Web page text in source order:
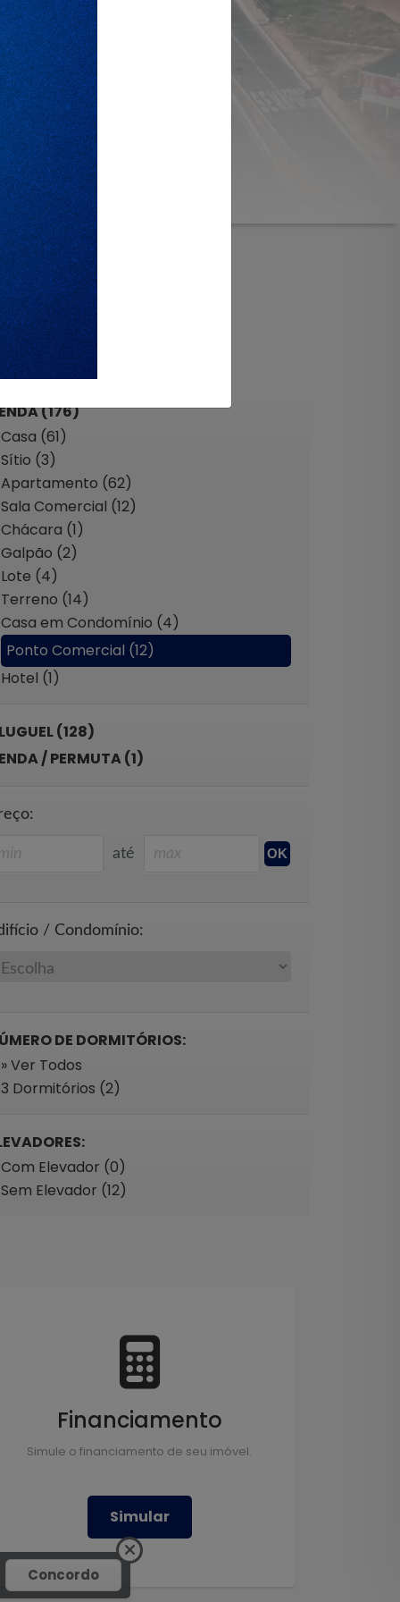
BUSCA
Limpar Busca
(176)
Casa (61)
Sítio (3)
Apartamento (62)
Sala Comercial (12)
Chácara (1)
Galpão (2)
Lote (4)
Terreno (14)
Casa em Condomínio (4)
Ponto Comercial (12)
Hotel (1)
(128)
/ PERMUTA (1)
até
/ Condomínio:
DE DORMITÓRIOS:
» Ver Todos
3 Dormitórios (2)
Com Elevador (0)
Sem Elevador (12)
Financiamento
Simule o financiamento de seu imóvel.
Simular
Concordo